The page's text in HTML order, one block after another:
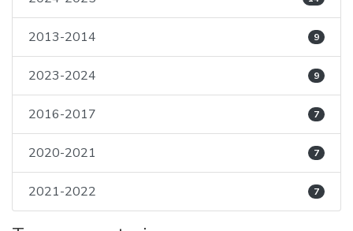
2013-2014 9
2023-2024 9
2016-2017 7
2020-2021 7
2021-2022 7